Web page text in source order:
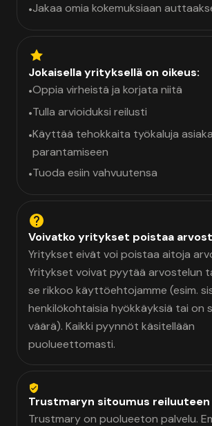
•Jakaa omia kokemuksiaan
Jokaisella yrityksellä on oikeus:
•Oppia virheistä ja korjata niitä
•Tulla arvioiduksi reilusti
•Käyttää tehokkaita työkaluja
parantamiseen
•Tuoda esiin vahvuutensa
Voivatko yritykset poistaa
Yritykset eivät voi poistaa aitoja
Yritykset voivat pyytää arvostelun
se rikkoo käyttöehtojamme (esim.
henkilökohtaisia hyökkäyksiä tai on
väärä). Kaikki pyynnöt käsitellään
puolueettomasti.
Trustmaryn sitoumus reiluuteen
Trustmary on puolueeton palvelu.